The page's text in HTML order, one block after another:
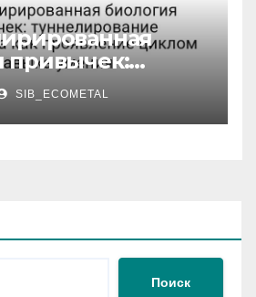
привычек:
как
циклом
SIB_ECOMETAL
Поиск